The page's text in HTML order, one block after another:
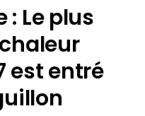
Le plus
est entré